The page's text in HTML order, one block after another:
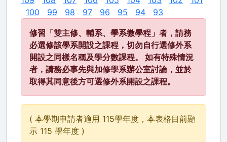
100
99 98 97 96 95 94 93
修習「雙主修、輔系、學系微學程」者，請務
必選修該學系開設之課程，切勿自行選修外系
開設之同樣名稱及學分數課程。 如有特殊情況
者，請務必事先與加修學系辦公室討論，並於
取得其同意後方可選修外系開設之課程。
( 本學期申請者適用 115學年度，本表格目前顯
示 115 學年度 )